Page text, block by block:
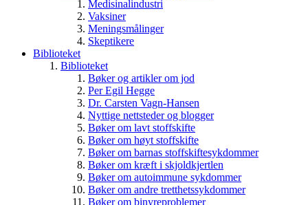
Medisinalindustri
Vaksiner
Meningsmålinger
Skeptikere
Biblioteket
Biblioteket
Bøker og artikler om jod
Per Egil Hegge
Dr. Carsten Vagn-Hansen
Nyttige nettsteder og blogger
Bøker om lavt stoffskifte
Bøker om høyt stoffskifte
Bøker om barnas stoffskiftesykdommer
Bøker om kræft i skjoldkjertlen
Bøker om autoimmune sykdommer
Bøker om andre tretthetssykdommer
Bøker om binyreproblemer